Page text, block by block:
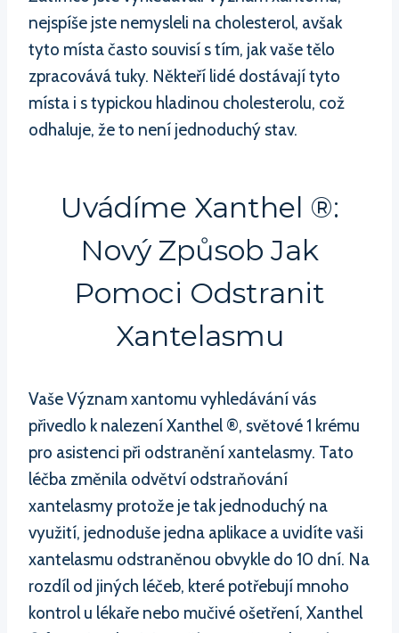
nejspíše jste nemysleli na cholesterol, avšak
tyto místa často souvisí s tím, jak vaše tělo
zpracovává tuky. Někteří lidé dostávají tyto
místa i s typickou hladinou cholesterolu, což
odhaluje, že to není jednoduchý stav.
Uvádíme Xanthel ®:
Nový Způsob Jak
Pomoci Odstranit
Xantelasmu
Vaše Význam xantomu vyhledávání vás
přivedlo k nalezení Xanthel ®, světové 1 krému
pro asistenci při odstranění xantelasmy. Tato
léčba změnila odvětví odstraňování
xantelasmy protože je tak jednoduchý na
využití, jednoduše jedna aplikace a uvidíte vaši
xantelasmu odstraněnou obvykle do 10 dní. Na
rozdíl od jiných léčeb, které potřebují mnoho
kontrol u lékaře nebo mučivé ošetření, Xanthel